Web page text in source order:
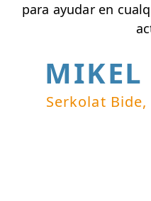
para ayudar en
Serkolat